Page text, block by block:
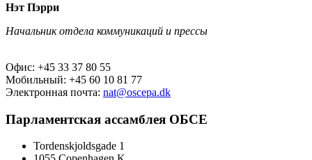
Нэт Пэрри
Начальник отдела коммуникаций и прессы
Офис: +45 33 37 80 55
Мобильный: +45 60 10 81 77
Электронная почта: nat@oscepa.dk
Парламентская ассамблея ОБСЕ
Tordenskjoldsgade 1